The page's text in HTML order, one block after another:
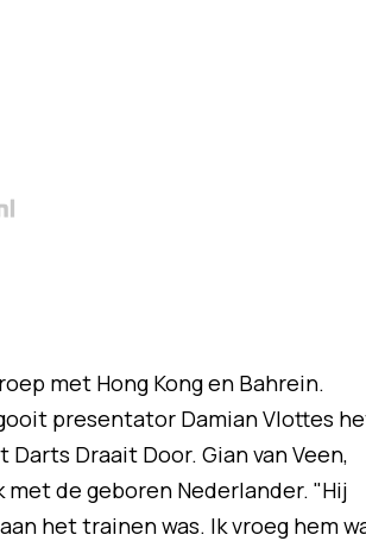
met Hong Kong en Bahrein.
presentator Damian Vlottes
Draait Door. Gian van Veen,
met de geboren Nederlander. "Hij
het trainen was. Ik vroeg hem